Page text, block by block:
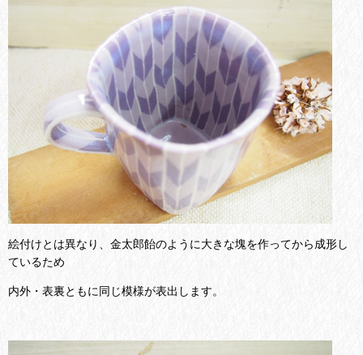
絵付けとは異なり、金太郎飴のように大きな塊を作ってから成形し
ているため
内外・表裏ともに同じ模様が表出します。